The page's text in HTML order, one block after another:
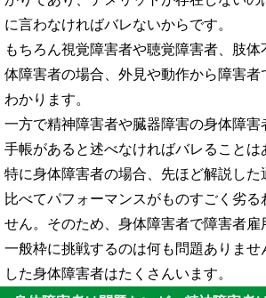
に言わなければバレないからです。
もちろん視覚障害者や聴覚障害者、肢
体障害者の場合、外見や動作から障害者
わかります。
一方で精神障害者や臓器障害の身体障害
手帳があると述べなければバレることは
特に身体障害者の場合、先ほど解説した
比べてパフォーマンスがものすごく劣る
せん。そのため、身体障害者で障害者雇
一般枠に挑戦するのは何も問題ありませ
した身体障害者はたくさんいます。